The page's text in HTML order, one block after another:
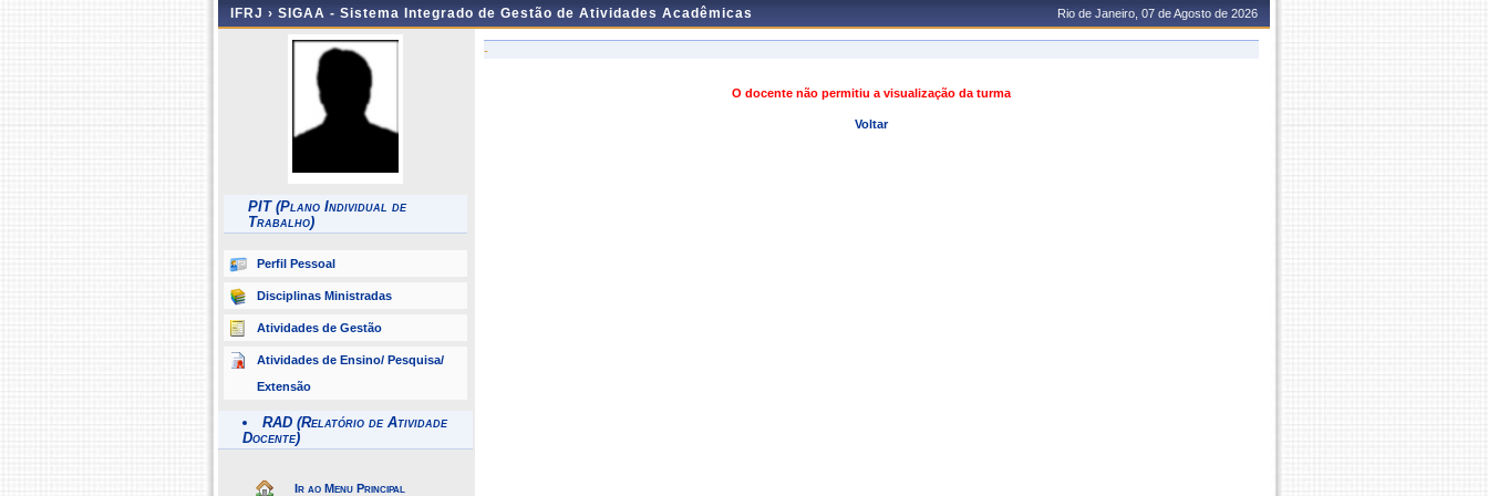
IFRJ › SIGAA - Sistema Integrado de Gestão de Atividades Acadêmicas Rio de Janeiro, 07 de Agosto de 2026
PIT (Plano Individual de
Trabalho)
Perfil Pessoal
Disciplinas Ministradas
Atividades de Gestão
Atividades de Ensino/ Pesquisa/
Extensão
RAD (Relatório de Atividade
Docente)
Ir ao Menu Principal
-
O docente não permitiu a visualização da turma
Voltar